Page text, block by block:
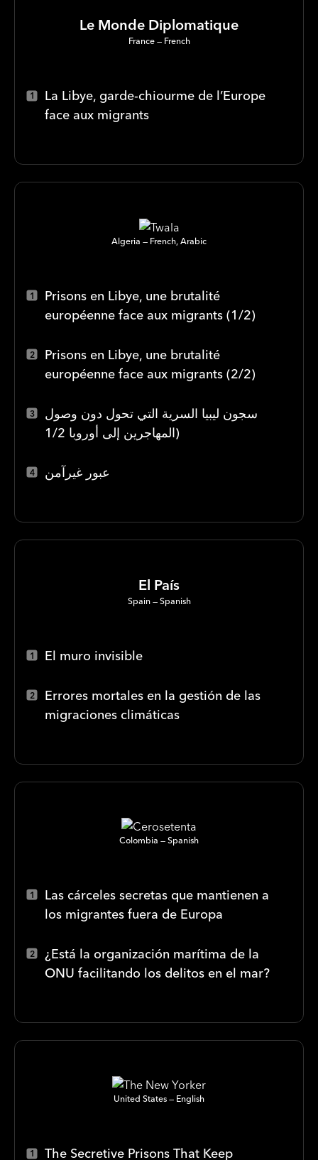
Le Monde Diplomatique
France French
La Libye, garde-chiourme de l’Europe
face aux migrants
Algeria French, Arabic
Prisons en Libye, une brutalité
européenne face aux migrants (1/2)
Prisons en Libye, une brutalité
européenne face aux migrants (2/2)
سجون ليبيا السرية التي تحول دون وصول
المهاجرين إلى أوروبا 1/2)
عبور غيرآمن
El País
Spain Spanish
El muro invisible
Errores mortales en la gestión de las
migraciones climáticas
Colombia Spanish
Las cárceles secretas que mantienen a
los migrantes fuera de Europa
¿Está la organización marítima de la
ONU facilitando los delitos en el mar?
United States English
The Secretive Prisons That Keep